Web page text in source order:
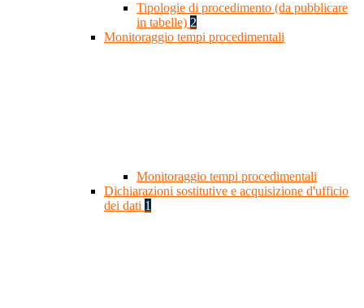
Tipologie di procedimento (da pubblicare
in tabelle) 2
Monitoraggio tempi procedimentali
Monitoraggio tempi procedimentali
Dichiarazioni sostitutive e acquisizione d'ufficio
dei dati 1